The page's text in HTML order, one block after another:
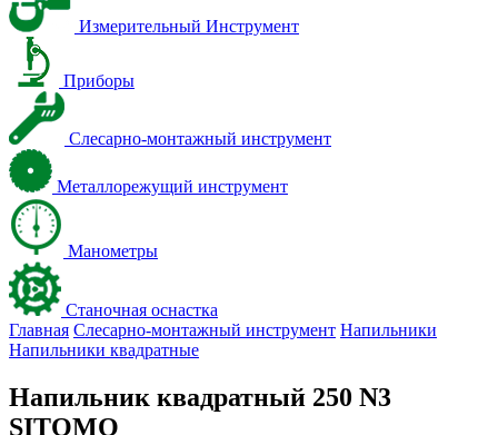
Измерительный Инструмент
Приборы
Слесарно-монтажный инструмент
Металлорежущий инструмент
Манометры
Станочная оснастка
Главная Слесарно-монтажный инструмент Напильники
Напильники квадратные
Напильник квадратный 250 N3
SITOMO